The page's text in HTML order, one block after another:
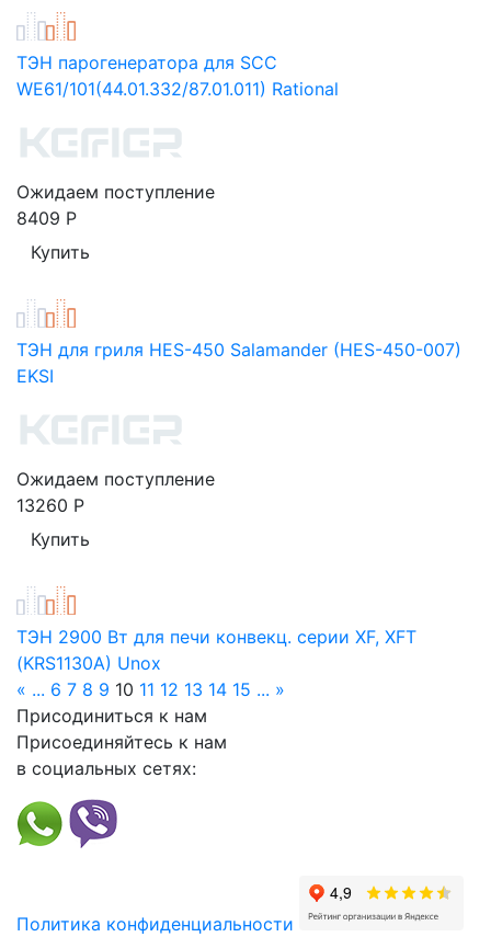
ТЭН парогенератора для SCC
WE61/101(44.01.332/87.01.011) Rational
Ожидаем поступление
8409 Р
ТЭН для гриля HES-450 Salamander (HES-450-007)
EKSI
Ожидаем поступление
13260 Р
ТЭН 2900 Вт для печи конвекц. серии XF, XFT
(KRS1130A) Unox
« ... 6 7 8 9 10 11 12 13 14 15 ... »
Присодиниться к нам
Присоединяйтесь к нам
в социальных сетях:
Политика конфиденциальности